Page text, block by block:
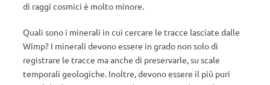
di raggi cosmici è molto minore.
Quali sono i minerali in cui cercare le tracce lasciate dalle
Wimp? I minerali devono essere in grado non solo di
registrare le tracce ma anche di preservarle, su scale
temporali geologiche. Inoltre, devono essere il più puri